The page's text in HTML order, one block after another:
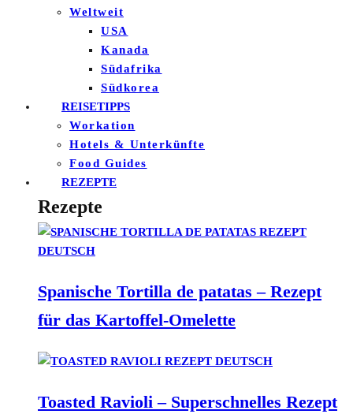
Weltweit
USA
Kanada
Südafrika
Südkorea
REISETIPPS
Workation
Hotels & Unterkünfte
Food Guides
REZEPTE
Rezepte
Spanische Tortilla de patatas – Rezept
für das Kartoffel-Omelette
Toasted Ravioli – Superschnelles Rezept